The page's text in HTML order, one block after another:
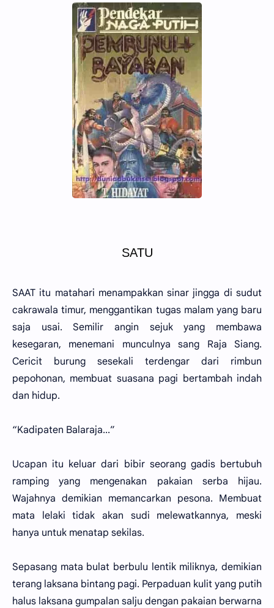
SATU
SAAT itu matahari menampakkan sinar jingga di sudut
cakrawala timur, menggantikan tugas malam yang baru
saja usai. Semilir angin sejuk yang membawa
kesegaran, menemani munculnya sang Raja Siang.
Cericit burung sesekali terdengar dari rimbun
pepohonan, membuat suasana pagi bertambah indah
dan hidup.
“Kadipaten Balaraja...”
Ucapan itu keluar dari bibir seorang gadis bertubuh
ramping yang mengenakan pakaian serba hijau.
Wajahnya demikian memancarkan pesona. Membuat
mata lelaki tidak akan sudi melewatkannya, meski
hanya untuk menatap sekilas.
Sepasang mata bulat berbulu lentik miliknya, demikian
terang laksana bintang pagi. Perpaduan kulit yang putih
halus laksana gumpalan salju dengan pakaian berwarna